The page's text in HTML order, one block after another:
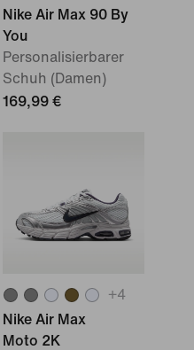
Nike Air Max 90 By
You
Personalisierbarer
Schuh (Damen)
169,99 €
+4
Nike Air Max
Moto 2K